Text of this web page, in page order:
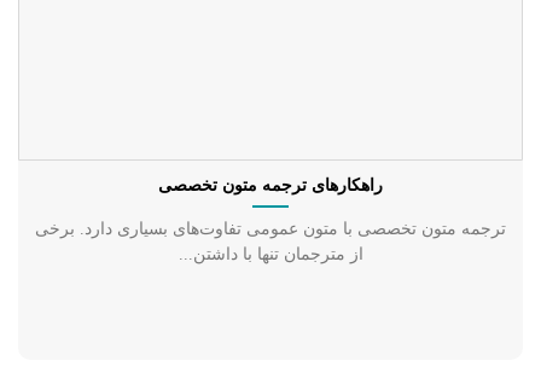
راهکارهای ترجمه متون تخصصی
ترجمه متون تخصصی با متون عمومی تفاوت‌های بسیاری دارد. برخی
از مترجمان تنها با داشتن...